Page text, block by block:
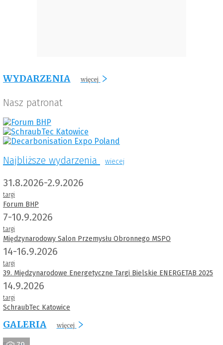
WYDARZENIA więcej
Nasz patronat
Najbliższe wydarzenia wiecej
31.8.2026-2.9.2026
targi
Forum BHP
7-10.9.2026
targi
Międzynarodowy Salon Przemysłu Obronnego MSPO
14-16.9.2026
targi
39. Międzynarodowe Energetyczne Targi Bielskie ENERGETAB 2025
14.9.2026
targi
SchraubTec Katowice
GALERIA więcej